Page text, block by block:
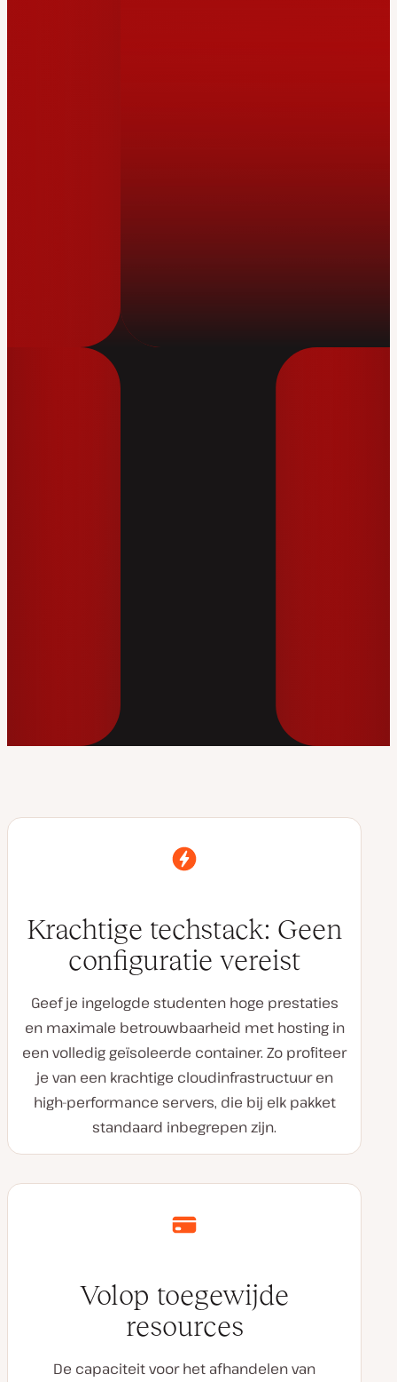
Krachtige techstack: Geen
configuratie vereist
Geef je ingelogde studenten hoge prestaties
en maximale betrouwbaarheid met hosting in
een volledig geïsoleerde container. Zo profiteer
je van een krachtige cloudinfrastructuur en
high-performance servers, die bij elk pakket
standaard inbegrepen zijn.
Volop toegewijde
resources
De capaciteit voor het afhandelen van